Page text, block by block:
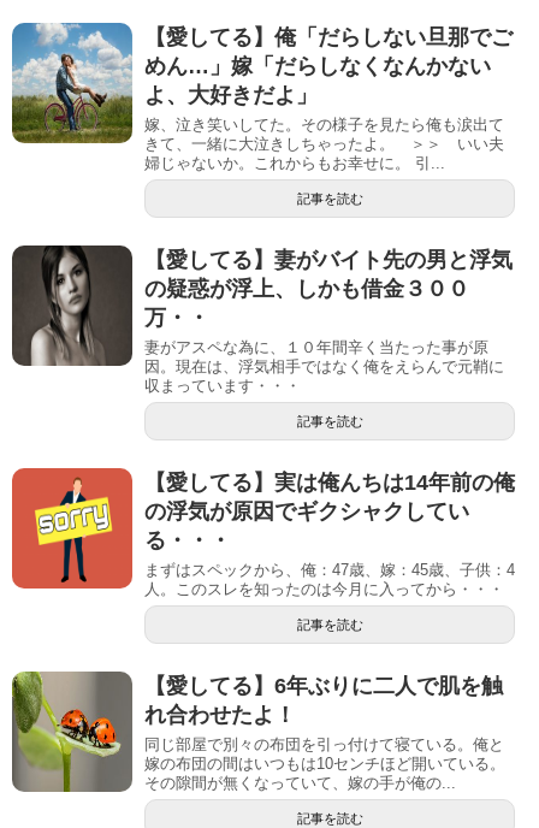
【愛してる】俺「だらしない旦那でご
めん…」嫁「だらしなくなんかない
よ、大好きだよ」
嫁、泣き笑いしてた。その様子を見たら俺も涙出て
きて、一緒に大泣きしちゃったよ。 ＞＞ いい夫
婦じゃないか。これからもお幸せに。 引...
記事を読む
【愛してる】妻がバイト先の男と浮気
の疑惑が浮上、しかも借金３００
万・・
妻がアスペな為に、１０年間辛く当たった事が原
因。現在は、浮気相手ではなく俺をえらんで元鞘に
収まっています・・・
記事を読む
【愛してる】実は俺んちは14年前の俺
の浮気が原因でギクシャクしてい
る・・・
まずはスペックから、俺：47歳、嫁：45歳、子供：4
人。このスレを知ったのは今月に入ってから・・・
記事を読む
【愛してる】6年ぶりに二人で肌を触
れ合わせたよ！
同じ部屋で別々の布団を引っ付けて寝ている。俺と
嫁の布団の間はいつもは10センチほど開いている。
その隙間が無くなっていて、嫁の手が俺の...
記事を読む